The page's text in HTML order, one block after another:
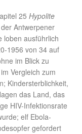
25 Hypolite
Antwerpener
loben ausführlich
1956 von 34 auf
im Blick zu
Vergleich zum
Kindersterblichkeit,
das Land, das
HIV-Infektionsrate
elf Ebola-
gefordert